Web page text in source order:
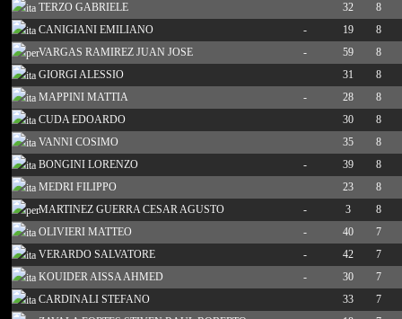
TERZO GABRIELE
32
8
CANIGIANI EMILIANO
- 19
8
VARGAS RAMIREZ JUAN JOSE
- 59
8
GIORGI ALESSIO
31
8
MAPPINI MATTIA
- 28
8
CUDA EDOARDO
30
8
VANNI COSIMO
35
8
BONGINI LORENZO
- 39
8
MEDRI FILIPPO
23
8
MARTINEZ GUERRA CESAR AGUSTO
- 3
8
OLIVIERI MATTEO
- 40
7
VERARDO SALVATORE
- 42
7
KOUIDER AISSA AHMED
- 30
7
CARDINALI STEFANO
33
7